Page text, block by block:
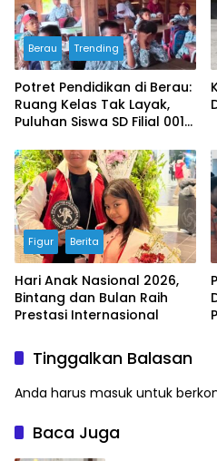
Berau Trending
Potret Pendidikan di Berau:
Ruang Kelas Tak Layak,
Puluhan Siswa SD Filial 001
Bangunan Darurat
Figur Berita
Hari Anak Nasional 2026,
Bintang dan Bulan Raih
Prestasi Internasional
Tinggalkan Balasan
Anda harus masuk untuk
Baca Juga